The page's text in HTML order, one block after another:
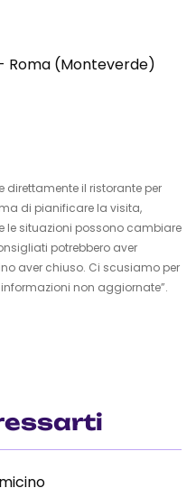
Roma (Monteverde)
il ristorante per
di pianificare la visita,
le situazioni possono cambiare
potrebbero aver
aver chiuso. Ci scusiamo per
non aggiornate”.